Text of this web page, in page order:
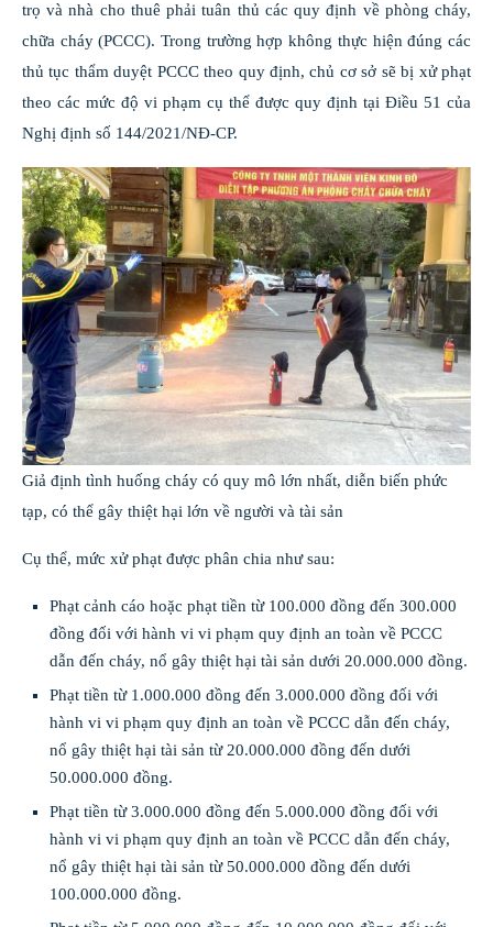
trọ và nhà cho thuê phải tuân thủ các quy định về phòng cháy,
chữa cháy (PCCC). Trong trường hợp không thực hiện đúng các
thủ tục thẩm duyệt PCCC theo quy định, chủ cơ sở sẽ bị xử phạt
theo các mức độ vi phạm cụ thể được quy định tại Điều 51 của
Nghị định số 144/2021/NĐ-CP.
Giả định tình huống cháy có quy mô lớn nhất, diễn biến phức
tạp, có thể gây thiệt hại lớn về người và tài sản
Cụ thể, mức xử phạt được phân chia như sau:
Phạt cảnh cáo hoặc phạt tiền từ 100.000 đồng đến 300.000
đồng đối với hành vi vi phạm quy định an toàn về PCCC
dẫn đến cháy, nổ gây thiệt hại tài sản dưới 20.000.000 đồng.
Phạt tiền từ 1.000.000 đồng đến 3.000.000 đồng đối với
hành vi vi phạm quy định an toàn về PCCC dẫn đến cháy,
nổ gây thiệt hại tài sản từ 20.000.000 đồng đến dưới
50.000.000 đồng.
Phạt tiền từ 3.000.000 đồng đến 5.000.000 đồng đối với
hành vi vi phạm quy định an toàn về PCCC dẫn đến cháy,
nổ gây thiệt hại tài sản từ 50.000.000 đồng đến dưới
100.000.000 đồng.